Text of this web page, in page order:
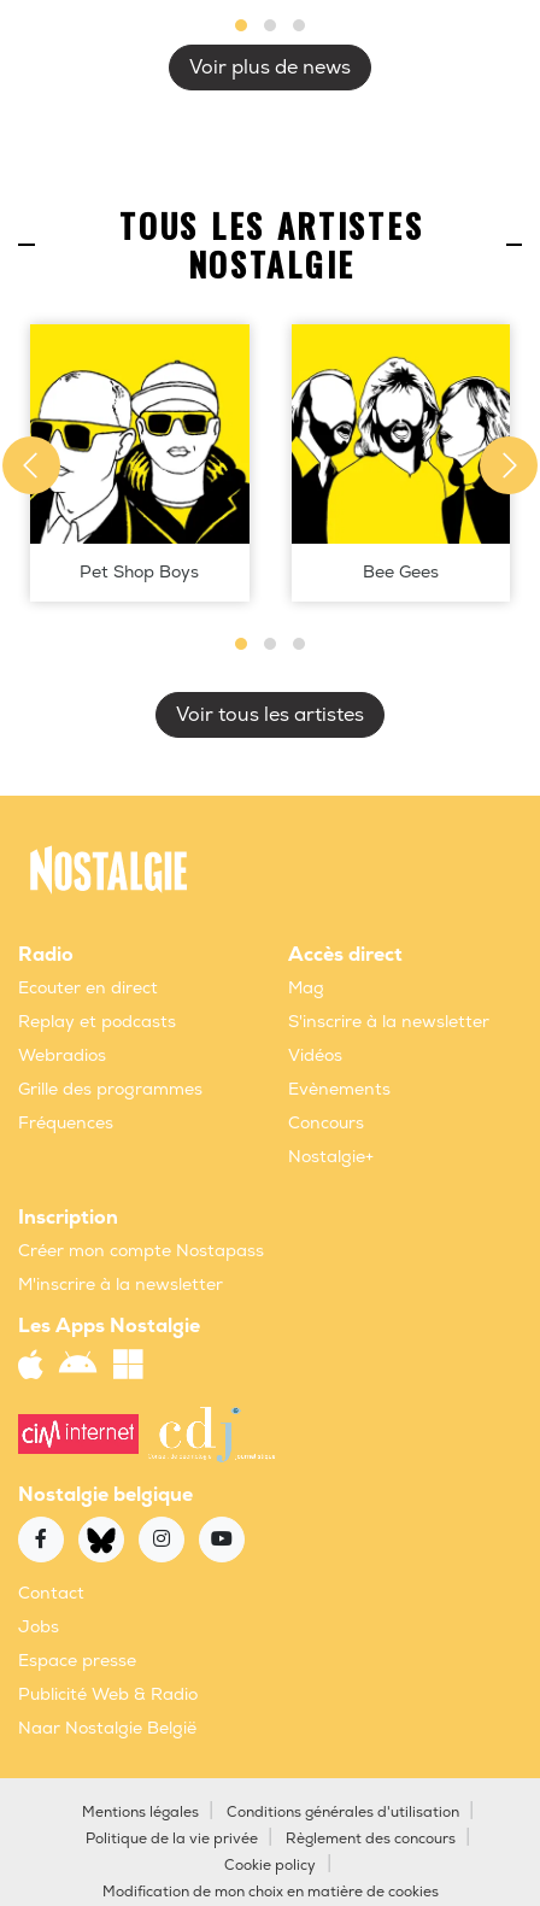
Voir plus de news
TOUS LES ARTISTES
NOSTALGIE
Pet Shop Boys Bee Gees
Voir tous les artistes
Radio
Ecouter en direct
Replay et podcasts
Webradios
Grille des programmes
Fréquences
Accès direct
Mag
S'inscrire à la newsletter
Vidéos
Evènements
Concours
Nostalgie+
Inscription
Créer mon compte Nostapass
M'inscrire à la newsletter
Les Apps Nostalgie
Nostalgie belgique
Contact
Jobs
Espace presse
Publicité Web & Radio
Naar Nostalgie België
Mentions légales
Conditions générales d'utilisation
Politique de la vie privée
Règlement des concours
Cookie policy
Modification de mon choix en matière de cookies